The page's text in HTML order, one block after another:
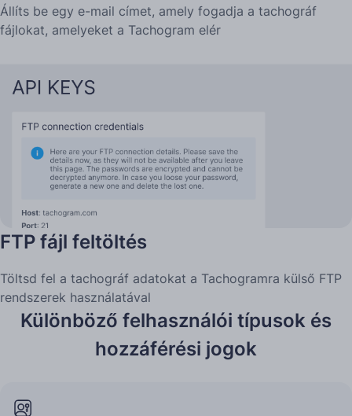
Állíts be egy e-mail címet, amely fogadja a tachográf
fájlokat, amelyeket a Tachogram elér
FTP fájl feltöltés
Töltsd fel a tachográf adatokat a Tachogramra külső FTP
rendszerek használatával
Különböző felhasználói típusok és
hozzáférési jogok